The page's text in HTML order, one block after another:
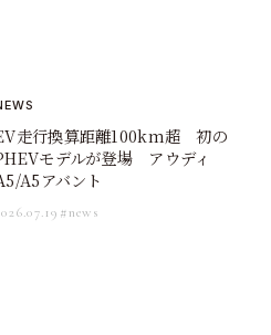
走行換算距離100km超 初の
モデルが登場 アウディ
A5アバント
#news